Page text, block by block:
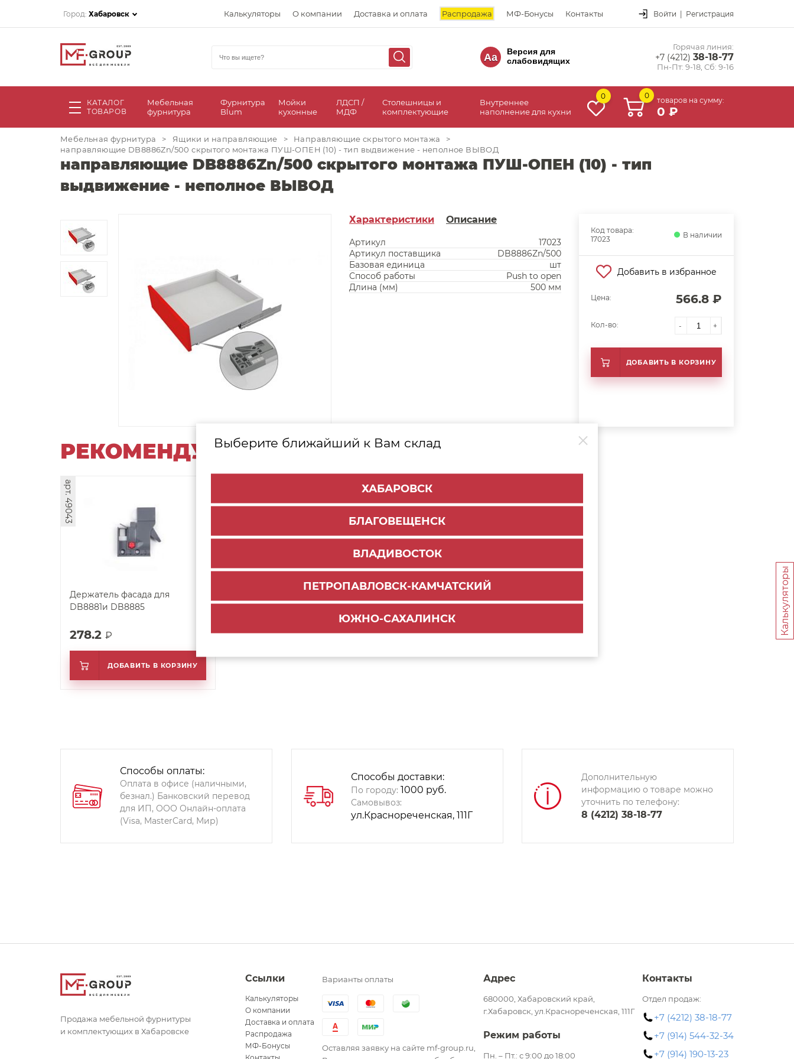
Город: Хабаровск Калькуляторы О компании Доставка и оплата Распродажа МФ-Бонусы Контакты Войти | Регистрация
Aa
Версия для
слабовидящих
Горячая линия:
+7 (4212) 38-18-77
Пн-Пт: 9-18, Сб: 9-16
КАТАЛОГ
ТОВАРОВ
Мебельная
фурнитура
Фурнитура
Blum
Мойки
кухонные
ЛДСП /
МДФ
Столешницы и
комплектующие
Внутреннее
наполнение для кухни
0 0
товаров на сумму:
0 ₽
Выберите ближайший к Вам склад
ХАБАРОВСК
БЛАГОВЕЩЕНСК
ВЛАДИВОСТОК
ПЕТРОПАВЛОВСК-КАМЧАТСКИЙ
ЮЖНО-САХАЛИНСК
Мебельная фурнитура > Ящики и направляющие > Направляющие скрытого монтажа
>
направляющие DB8886Zn/500 скрытого монтажа ПУШ-ОПЕН (10) - тип выдвижение - неполное ВЫВОД
направляющие DB8886Zn/500 скрытого монтажа ПУШ-ОПЕН (10) - тип
выдвижение - неполное ВЫВОД
Характеристики Описание
Артикул
17023
Артикул поставщика
DB8886Zn/500
Базовая единица
шт
Способ работы
Push to open
Длина (мм)
500 мм
Код товара:
17023
В наличии
Добавить в избранное
Цена: 566.8 ₽
Кол-во: - +
ДОБАВИТЬ В КОРЗИНУ
РЕКОМЕНДУЕМЫЕТОВАРЫ
Держатель фасада для
DB8881и DB8885
арт. 49043
278.2 ₽
ДОБАВИТЬ В КОРЗИНУ
Способы оплаты:
Оплата в офисе (наличными,
безнал.) Банковский перевод
для ИП, ООО Онлайн-оплата
(Visa, MasterCard, Мир)
Способы доставки:
По городу: 1000 руб.
Самовывоз:
ул.Краснореченская, 111Г
Дополнительную
информацию о товаре можно
уточнить по телефону:
8 (4212) 38-18-77
Калькуляторы
Продажа мебельной фурнитуры
и комплектующих в Хабаровске
Ссылки
Калькуляторы
О компании
Доставка и оплата
Распродажа
МФ-Бонусы
Варианты оплаты
Оставляя заявку на сайте mf-group.ru,
Адрес
680000, Хабаровский край,
г.Хабаровск, ул.Краснореченская, 111Г
Режим работы
Пн. – Пт.: с 9:00 до 18:00
Контакты
Отдел продаж:
+7 (4212) 38-18-77
+7 (914) 544-32-34
+7 (914) 190-13-23